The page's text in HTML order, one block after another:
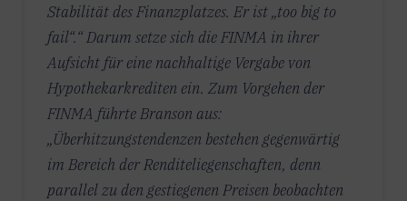
Stabilität des Finanzplatzes. Er ist „too big to
fail“.“ Darum setze sich die FINMA in ihrer
Aufsicht für eine nachhaltige Vergabe von
Hypothekarkrediten ein. Zum Vorgehen der
FINMA führte Branson aus:
„Überhitzungstendenzen bestehen gegenwärtig
im Bereich der Renditeliegenschaften, denn
parallel zu den gestiegenen Preisen beobachten